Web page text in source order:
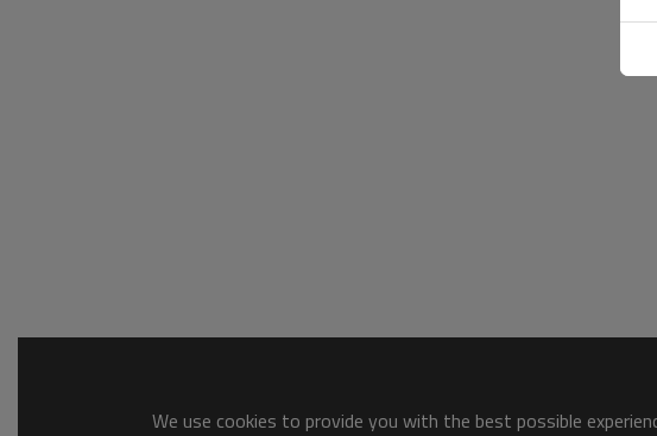
We use cookies to provide you with the best possible